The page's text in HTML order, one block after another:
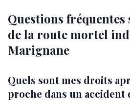
Questions
de la route mortel
Marignane
Quels sont mes droits
proche dans un accident